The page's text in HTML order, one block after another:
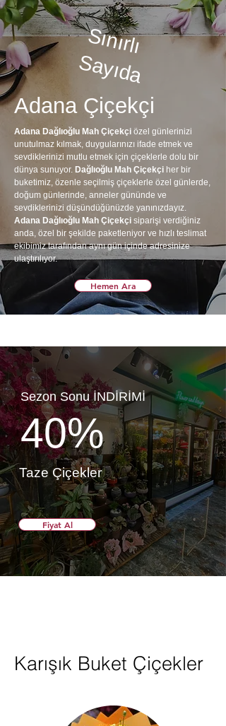
Sınırlı
Sayıda
Adana Çiçekçi
Adana Dağlıoğlu Mah Çiçekçi özel günlerinizi
unutulmaz kılmak, duygularınızı ifade etmek ve
sevdiklerinizi mutlu etmek için çiçeklerle dolu bir
dünya sunuyor. Dağlıoğlu Mah Çiçekçi her bir
buketimiz, özenle seçilmiş çiçeklerle özel günlerde,
doğum günlerinde, anneler gününde ve
sevdiklerinizi düşündüğünüzde yanınızdayız.
Adana Dağlıoğlu Mah Çiçekçi siparişi verdiğiniz
anda, özel bir şekilde paketleniyor ve hızlı teslimat
ekibimiz tarafından aynı gün içinde adresinize
ulaştırılıyor.
Hemen Ara
Sezon Sonu İNDİRİMİ
40%
Taze Çiçekler
Fiyat Al
Karışık Buket Çiçekler